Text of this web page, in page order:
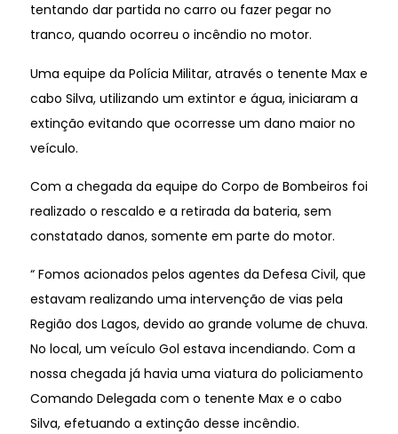
tentando dar partida no carro ou fazer pegar no
tranco, quando ocorreu o incêndio no motor.
Uma equipe da Polícia Militar, através o tenente Max e
cabo Silva, utilizando um extintor e água, iniciaram a
extinção evitando que ocorresse um dano maior no
veículo.
Com a chegada da equipe do Corpo de Bombeiros foi
realizado o rescaldo e a retirada da bateria, sem
constatado danos, somente em parte do motor.
“ Fomos acionados pelos agentes da Defesa Civil, que
estavam realizando uma intervenção de vias pela
Região dos Lagos, devido ao grande volume de chuva.
No local, um veículo Gol estava incendiando. Com a
nossa chegada já havia uma viatura do policiamento
Comando Delegada com o tenente Max e o cabo
Silva, efetuando a extinção desse incêndio.